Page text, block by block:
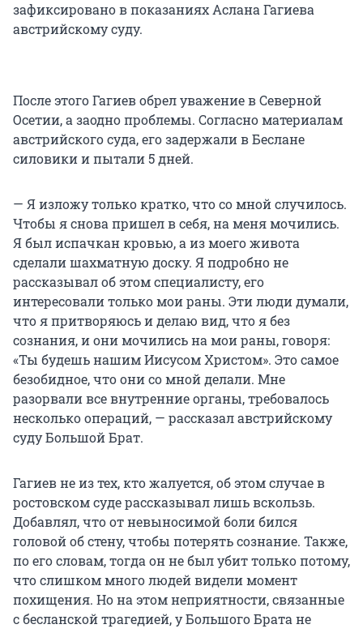
зафиксировано в показаниях Аслана Гагиева
австрийскому суду.
После этого Гагиев обрел уважение в Северной
Осетии, а заодно проблемы. Согласно материалам
австрийского суда, его задержали в Беслане
силовики и пытали 5 дней.
— Я изложу только кратко, что со мной случилось.
Чтобы я снова пришел в себя, на меня мочились.
Я был испачкан кровью, а из моего живота
сделали шахматную доску. Я подробно не
рассказывал об этом специалисту, его
интересовали только мои раны. Эти люди думали,
что я притворяюсь и делаю вид, что я без
сознания, и они мочились на мои раны, говоря:
«Ты будешь нашим Иисусом Христом». Это самое
безобидное, что они со мной делали. Мне
разорвали все внутренние органы, требовалось
несколько операций, — рассказал австрийскому
суду Большой Брат.
Гагиев не из тех, кто жалуется, об этом случае в
ростовском суде рассказывал лишь вскользь.
Добавлял, что от невыносимой боли бился
головой об стену, чтобы потерять сознание. Также,
по его словам, тогда он не был убит только потому,
что слишком много людей видели момент
похищения. Но на этом неприятности, связанные
с бесланской трагедией, у Большого Брата не